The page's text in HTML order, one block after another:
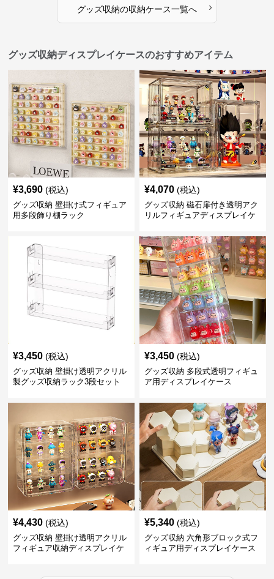
グッズ収納の収納ケース一覧へ ›
グッズ収納ディスプレイケースのおすすめアイテム
¥3,690 (税込)
グッズ収納 壁掛け式フィギュア
用多段飾り棚ラック
¥4,070 (税込)
グッズ収納 磁石扉付き透明アク
リルフィギュアディスプレイケ
¥3,450 (税込)
グッズ収納 壁掛け透明アクリル
製グッズ収納ラック3段セット
¥3,450 (税込)
グッズ収納 多段式透明フィギュ
ア用ディスプレイケース
¥4,430 (税込)
グッズ収納 壁掛け透明アクリル
フィギュア収納ディスプレイケ
¥5,340 (税込)
グッズ収納 六角形ブロック式フ
ィギュア用ディスプレイケース